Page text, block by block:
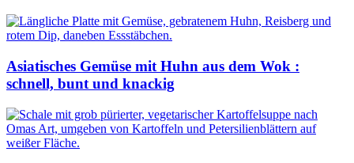
Asiatisches Gemüse mit Huhn aus dem Wok :
schnell, bunt und knackig